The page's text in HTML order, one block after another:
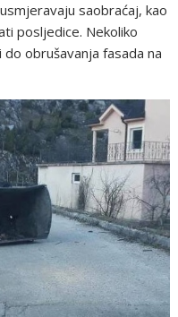
saobraćaj, kao
posljedice. Nekoliko
obrušavanja fasada na